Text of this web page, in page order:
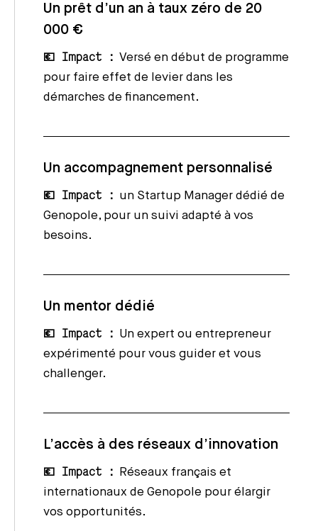
Un prêt d’un an à taux zéro de 20
000 €
💶 Impact : Versé en début de programme
pour faire effet de levier dans les
démarches de financement.
Un accompagnement personnalisé
💶 Impact :
un Startup Manager dédié de
Genopole, pour un suivi adapté à vos
besoins.
Un mentor dédié
💶 Impact :
Un expert ou entrepreneur
expérimenté pour vous guider et vous
challenger.
L’accès à des réseaux d’innovation
💶 Impact :
Réseaux français et
internationaux de Genopole pour élargir
vos opportunités.